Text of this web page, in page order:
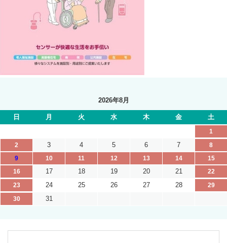
2026年8月
日 月 火 水 木 金 土
1
2
3 4 5 6 7
8
9
10 11 12 13 14
15
16
17 18 19 20 21
22
23
24 25 26 27 28
29
30
31